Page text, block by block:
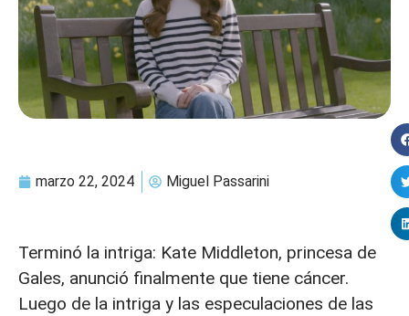
marzo 22, 2024 Miguel Passarini
Terminó la intriga: Kate Middleton, princesa de
Gales, anunció finalmente que tiene cáncer.
Luego de la intriga y las especulaciones de las